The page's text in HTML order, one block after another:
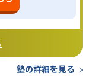
塾の詳細を見る